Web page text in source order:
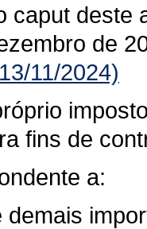
caput
de
11/2024)
fins de
a: